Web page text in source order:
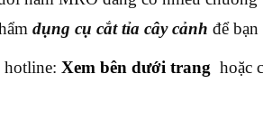
dụng cụ cắt tỉa cây cảnh để
Xem bên dưới trang hoặc